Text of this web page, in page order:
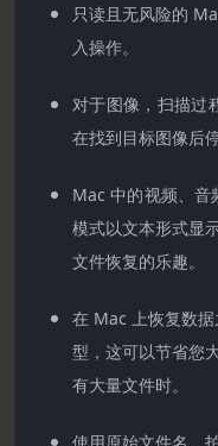
只读且无风险的
入操作。
对于图像，扫描过
在找到目标图像后
Mac 中的视频、音
模式以文本形式显
文件恢复的乐趣。
在 Mac 上恢复数
型，这可以节省您
有大量文件时。
使用原始文件名、